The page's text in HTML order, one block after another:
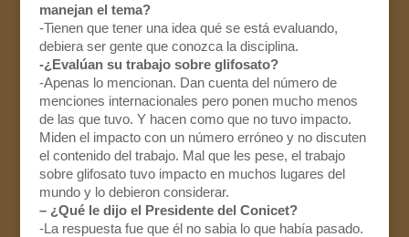
manejan el tema?
-Tienen que tener una idea qué se está evaluando,
debiera ser gente que conozca la disciplina.
-¿Evalúan su trabajo sobre glifosato?
-Apenas lo mencionan. Dan cuenta del número de
menciones internacionales pero ponen mucho menos
de las que tuvo. Y hacen como que no tuvo impacto.
Miden el impacto con un número erróneo y no discuten
el contenido del trabajo. Mal que les pese, el trabajo
sobre glifosato tuvo impacto en muchos lugares del
mundo y lo debieron considerar.
– ¿Qué le dijo el Presidente del Conicet?
-La respuesta fue que él no sabia lo que había pasado.